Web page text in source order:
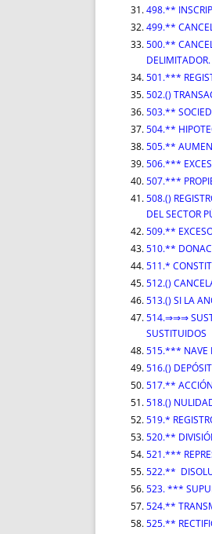
498.**
499.**
500.**
DELIMITADOR.
501.***
502.()
503.**
504.**
505.**
506.***
507.***
508.()
DEL SECTOR
509.**
510.**
511.*
512.()
513.() SI LA
514.⇒⇒⇒
SUSTITUIDOS
515.*** NAVE
516.()
517.**
518.()
519.*
520.**
521.***
522.**
523. ***
524.**
525.**